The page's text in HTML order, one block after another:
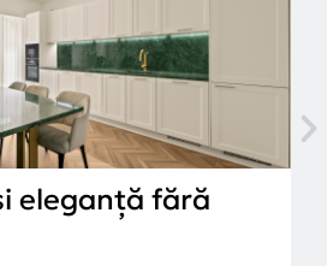
eleganță fără